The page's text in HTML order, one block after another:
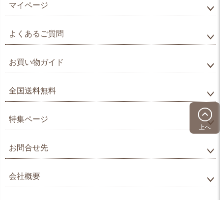
上へ
マイページ
よくあるご質問
お買い物ガイド
全国送料無料
特集ページ
お問合せ先
会社概要